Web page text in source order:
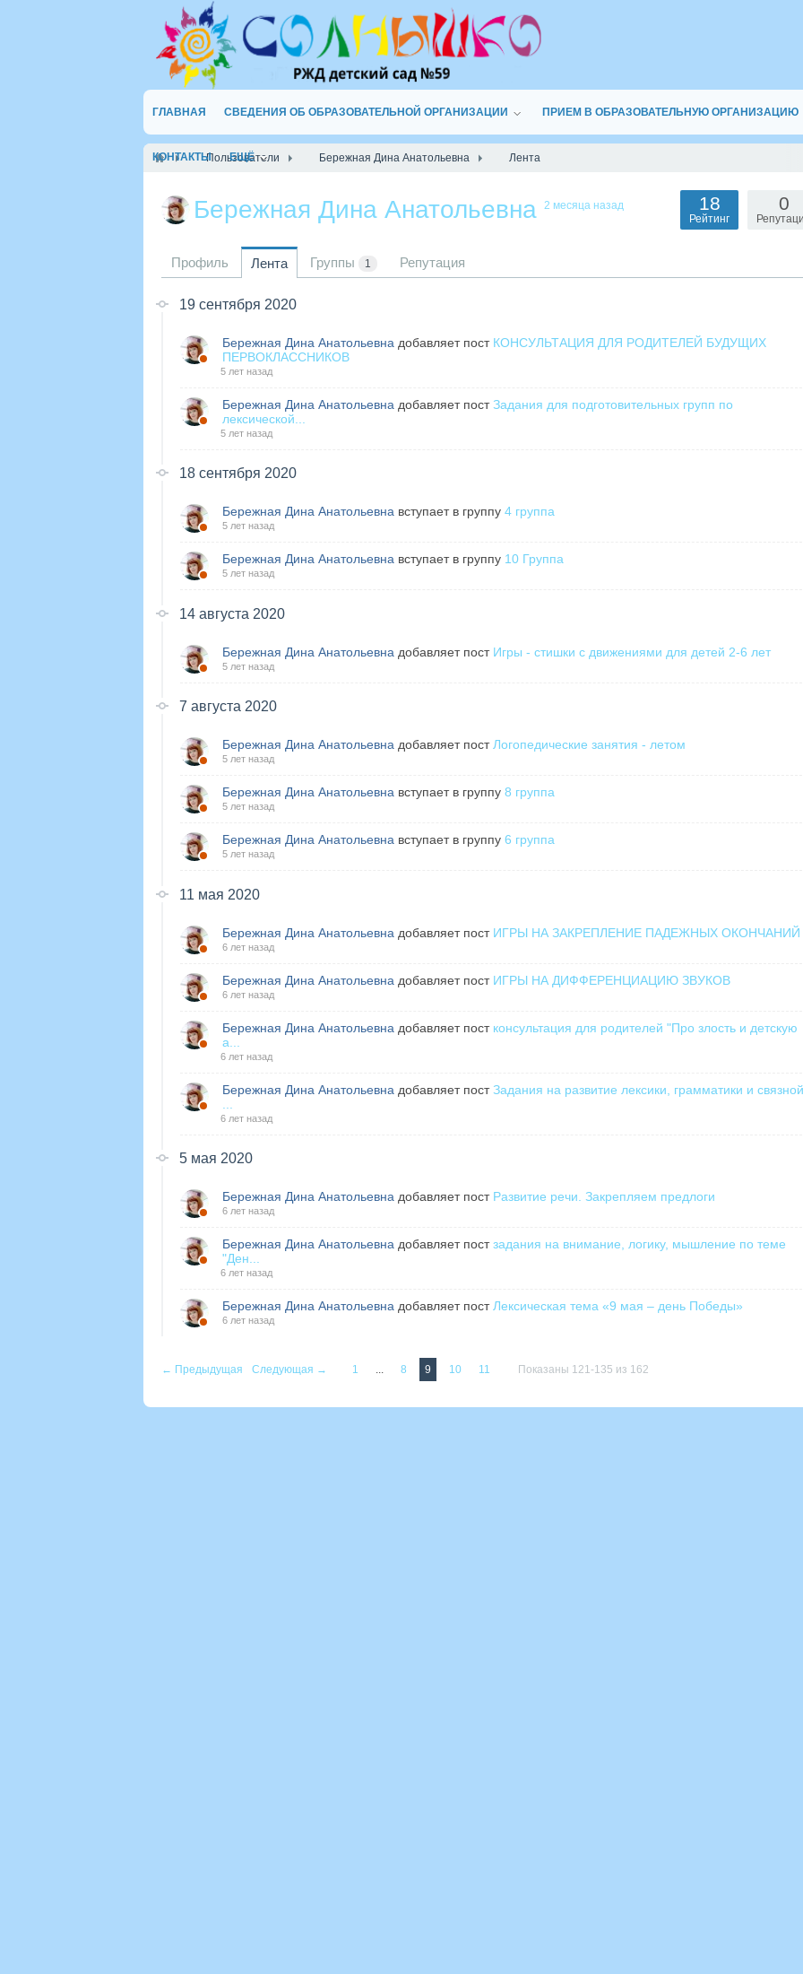
ГЛАВНАЯ СВЕДЕНИЯ ОБ ОБРАЗОВАТЕЛЬНОЙ ОРГАНИЗАЦИИ ПРИЕМ В ОБРАЗОВАТЕЛЬНУЮ ОРГАНИЗАЦИЮ
КОНТАКТЫ ЕЩЁ
Пользователи Бережная Дина Анатольевна Лента
Бережная Дина Анатольевна 2 месяца назад 0
18
Рейтинг
Профиль Лента Группы 1 Репутация
19 сентября 2020
Бережная Дина Анатольевна добавляет пост КОНСУЛЬТАЦИЯ ДЛЯ РОДИТЕЛЕЙ БУДУЩИХ
ПЕРВОКЛАССНИКОВ
5 лет назад
Бережная Дина Анатольевна добавляет постЗадания для подготовительных групп по
лексической...
5 лет назад
18 сентября 2020
Бережная Дина Анатольевна вступает в группу 4 группа
5 лет назад
Бережная Дина Анатольевна вступает в группу 10 Группа
5 лет назад
14 августа 2020
Бережная Дина Анатольевна добавляет пост Игры - стишки с движениями для детей 2-6 лет
5 лет назад
7 августа 2020
Бережная Дина Анатольевна добавляет пост Логопедические занятия - летом
5 лет назад
Бережная Дина Анатольевна вступает в группу 8 группа
5 лет назад
Бережная Дина Анатольевна вступает в группу 6 группа
5 лет назад
11 мая 2020
Бережная Дина Анатольевна добавляет пост ИГРЫ НА ЗАКРЕПЛЕНИЕ ПАДЕЖНЫХ ОКОНЧАНИЙ
6 лет назад
Бережная Дина Анатольевна добавляет пост ИГРЫ НА ДИФФЕРЕНЦИАЦИЮ ЗВУКОВ
6 лет назад
Бережная Дина Анатольевна добавляет пост консультация для родителей "Про злость и детскую
а...
6 лет назад
Бережная Дина Анатольевна добавляет постЗадания на развитие лексики, грамматики и связной
6 лет назад
5 мая 2020
Бережная Дина Анатольевна добавляет пост Развитие речи. Закрепляем предлоги
6 лет назад
Бережная Дина Анатольевна добавляет постзадания на внимание, логику, мышление по теме
"Ден...
6 лет назад
Бережная Дина Анатольевна добавляет пост Лексическая тема «9 мая – день Победы»
6 лет назад
← Предыдущая Следующая → 1 ... 8 9 10 11 Показаны 121-135 из 162